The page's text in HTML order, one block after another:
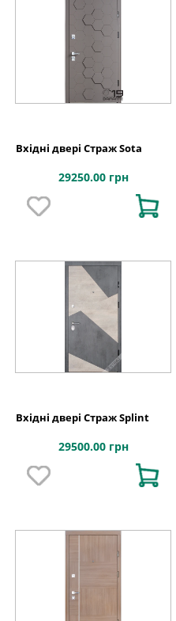
Вхідні двері Страж Sota
29250.00 грн
Вхідні двері Страж Splint
29500.00 грн